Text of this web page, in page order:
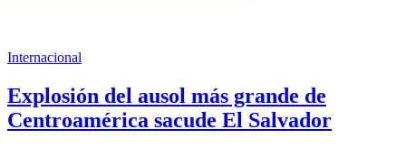
Internacional
Explosión del ausol más grande de
Centroamérica sacude El Salvador